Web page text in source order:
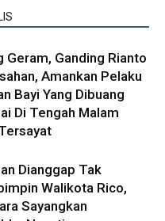
Geram, Ganding Rianto
Amankan Pelaku
Bayi Yang Dibuang
Di Tengah Malam
Dianggap Tak
Walikota Rico,
Sayangkan